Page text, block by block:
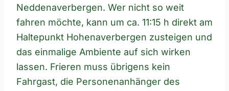
Neddenaverbergen. Wer nicht so weit
fahren möchte, kann um ca. 11:15 h direkt am
Haltepunkt Hohenaverbergen zusteigen und
das einmalige Ambiente auf sich wirken
lassen. Frieren muss übrigens kein
Fahrgast, die Personenanhänger des